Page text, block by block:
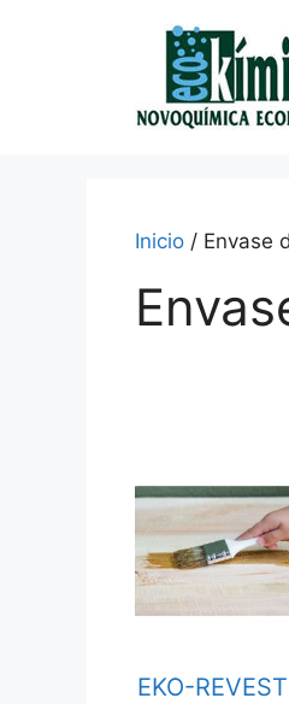
Inicio / Envase
EKO-
product
multiple
variants.
The
may